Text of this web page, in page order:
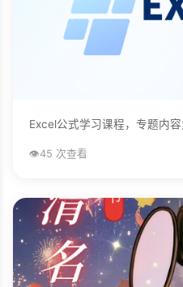
👁️45 次查看